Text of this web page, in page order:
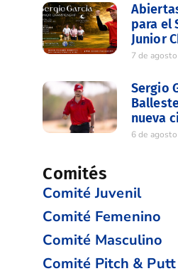
para el
Junior
7 de
Sergio
nueva
6 de
Comités
Comité Juvenil
Comité Femenino
Comité Masculino
Comité Pitch & Putt